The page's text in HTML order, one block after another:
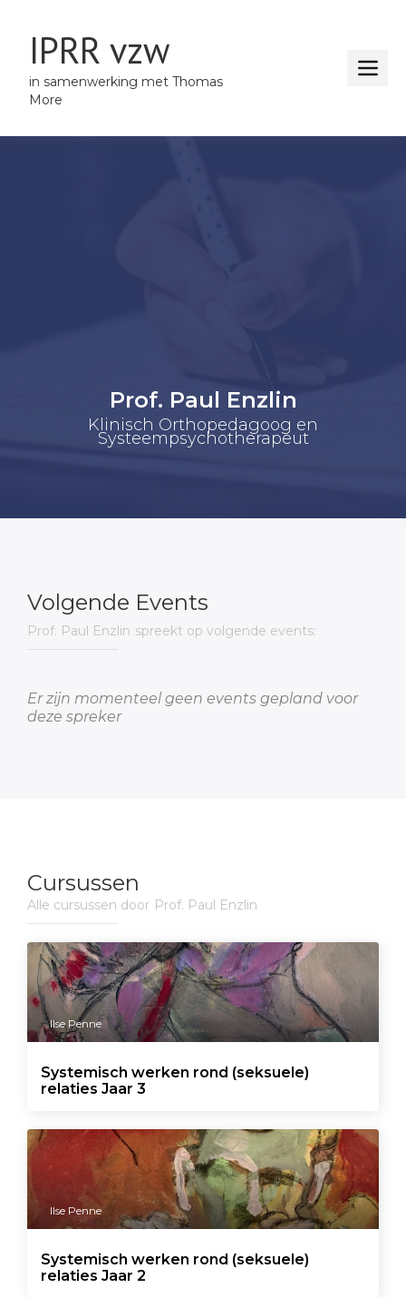
IPRR vzw
in samenwerking met Thomas
More
Prof. Paul Enzlin
Klinisch Orthopedagoog en
Systeempsychotherapeut
Volgende Events
Prof. Paul Enzlin spreekt op volgende events:
Er zijn momenteel geen events gepland voor
deze spreker
Cursussen
Alle cursussen door Prof. Paul Enzlin
Ilse Penne
Systemisch werken rond (seksuele)
relaties Jaar 3
Ilse Penne
Systemisch werken rond (seksuele)
relaties Jaar 2